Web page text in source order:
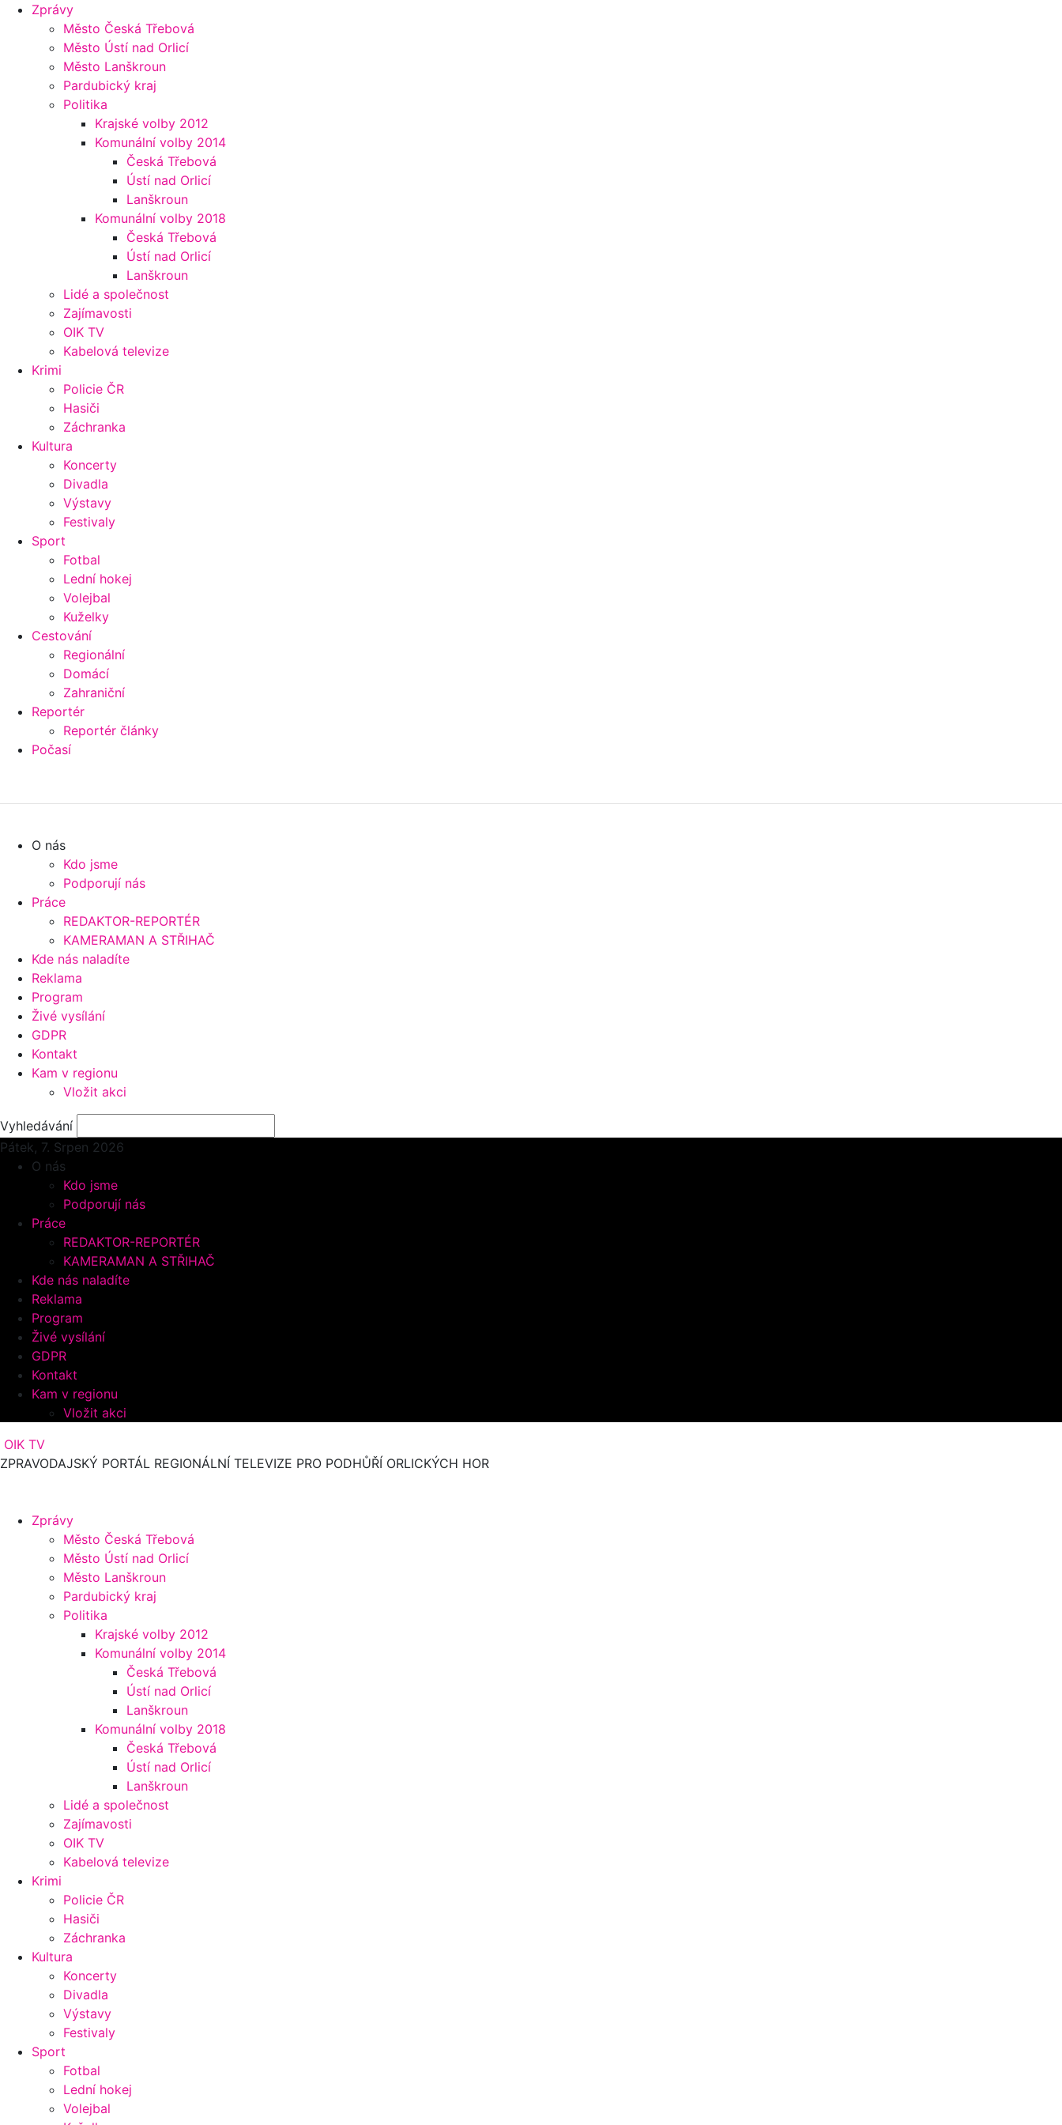
Zprávy
Město Česká Třebová
Město Ústí nad Orlicí
Město Lanškroun
Pardubický kraj
Politika
Krajské volby 2012
Komunální volby 2014
Česká Třebová
Ústí nad Orlicí
Lanškroun
Komunální volby 2018
Česká Třebová
Ústí nad Orlicí
Lanškroun
Lidé a společnost
Zajímavosti
OIK TV
Kabelová televize
Krimi
Policie ČR
Hasiči
Záchranka
Kultura
Koncerty
Divadla
Výstavy
Festivaly
Sport
Fotbal
Lední hokej
Volejbal
Kuželky
Cestování
Regionální
Domácí
Zahraniční
Reportér
Reportér články
Počasí
O nás
Kdo jsme
Podporují nás
Práce
REDAKTOR-REPORTÉR
KAMERAMAN A STŘIHAČ
Kde nás naladíte
Reklama
Program
Živé vysílání
GDPR
Kontakt
Kam v regionu
Vložit akci
Vyhledávání
Pátek, 7. Srpen 2026
O nás
Kdo jsme
Podporují nás
Práce
REDAKTOR-REPORTÉR
KAMERAMAN A STŘIHAČ
Kde nás naladíte
Reklama
Program
Živé vysílání
GDPR
Kontakt
Kam v regionu
Vložit akci
OIK TV
ZPRAVODAJSKÝ PORTÁL REGIONÁLNÍ TELEVIZE PRO PODHŮŘÍ ORLICKÝCH HOR
Zprávy
Město Česká Třebová
Město Ústí nad Orlicí
Město Lanškroun
Pardubický kraj
Politika
Krajské volby 2012
Komunální volby 2014
Česká Třebová
Ústí nad Orlicí
Lanškroun
Komunální volby 2018
Česká Třebová
Ústí nad Orlicí
Lanškroun
Lidé a společnost
Zajímavosti
OIK TV
Kabelová televize
Krimi
Policie ČR
Hasiči
Záchranka
Kultura
Koncerty
Divadla
Výstavy
Festivaly
Sport
Fotbal
Lední hokej
Volejbal